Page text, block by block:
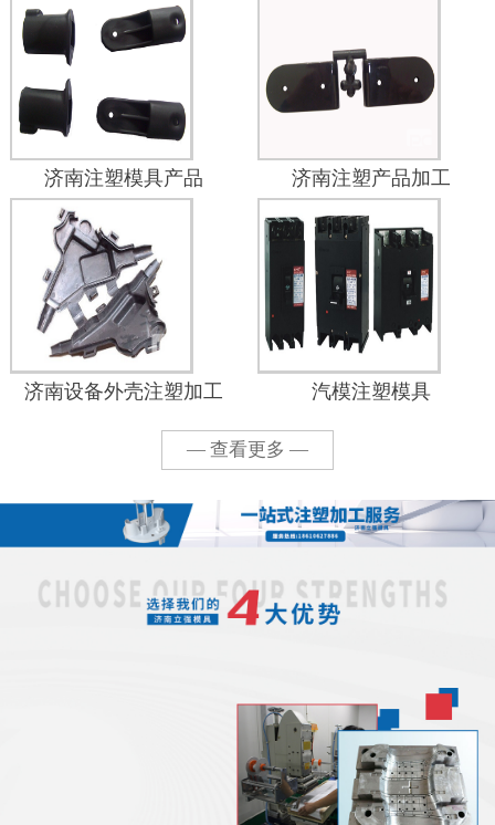
济南注塑模具产品 济南注塑产品加工
济南设备外壳注塑加工 汽模注塑模具
— 查看更多 —